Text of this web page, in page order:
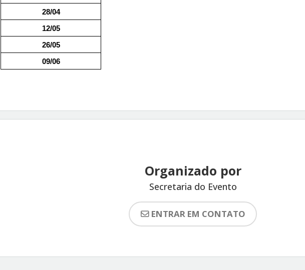
28/04
12/05
26/05
09/06
Organizado por
Secretaria do Evento
ENTRAR EM CONTATO